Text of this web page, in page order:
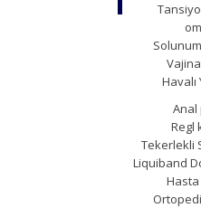
Anal
Regl
Tekerlekli
Liquiband